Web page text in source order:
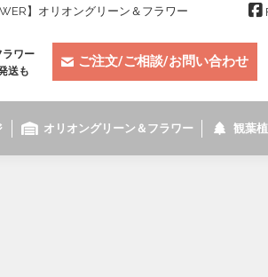
】オリオングリーン＆フラワー
ラワー
送も
ご注文/ご相談/お問い合わせ
オリオングリーン＆フラワー 観葉